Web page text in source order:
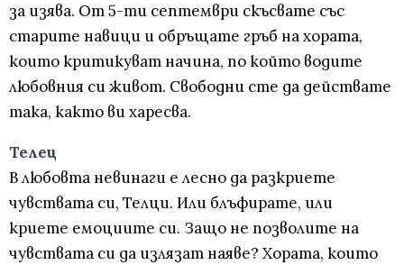
за изява. От 5-ти септември скъсвате със
старите навици и обръщате гръб на хората,
които критикуват начина, по който водите
любовния си живот. Свободни сте да действате
така, както ви харесва.
Телец
В любовта невинаги е лесно да разкриете
чувствата си, Телци. Или блъфирате, или
криете емоциите си. Защо не позволите на
чувствата си да излязат наяве? Хората, които